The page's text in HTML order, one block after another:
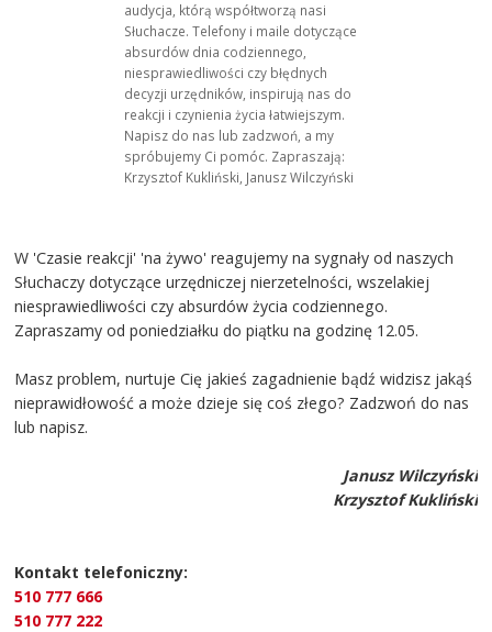
audycja, którą współtworzą nasi
Słuchacze. Telefony i maile dotyczące
absurdów dnia codziennego,
niesprawiedliwości czy błędnych
decyzji urzędników, inspirują nas do
reakcji i czynienia życia łatwiejszym.
Napisz do nas lub zadzwoń, a my
spróbujemy Ci pomóc. Zapraszają:
Krzysztof Kukliński, Janusz Wilczyński
W 'Czasie reakcji' 'na żywo' reagujemy na sygnały od naszych
Słuchaczy dotyczące urzędniczej nierzetelności, wszelakiej
niesprawiedliwości czy absurdów życia codziennego.
Zapraszamy od poniedziałku do piątku na godzinę 12.05.
Masz problem, nurtuje Cię jakieś zagadnienie bądź widzisz jakąś
nieprawidłowość a może dzieje się coś złego? Zadzwoń do nas
lub napisz.
Janusz Wilczyński
Krzysztof Kukliński
Kontakt telefoniczny:
510 777 666
510 777 222